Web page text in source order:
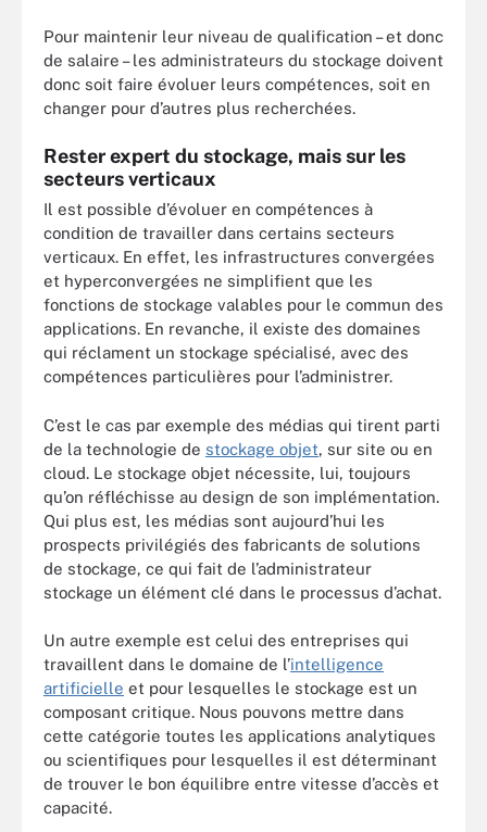
Pour maintenir leur niveau de qualification – et donc
de salaire – les administrateurs du stockage doivent
donc soit faire évoluer leurs compétences, soit en
changer pour d’autres plus recherchées.
Rester expert du stockage, mais sur les
secteurs verticaux
Il est possible d’évoluer en compétences à
condition de travailler dans certains secteurs
verticaux. En effet, les infrastructures convergées
et hyperconvergées ne simplifient que les
fonctions de stockage valables pour le commun des
applications. En revanche, il existe des domaines
qui réclament un stockage spécialisé, avec des
compétences particulières pour l’administrer.
C’est le cas par exemple des médias qui tirent parti
de la technologie de stockage objet, sur site ou en
cloud. Le stockage objet nécessite, lui, toujours
qu’on réfléchisse au design de son implémentation.
Qui plus est, les médias sont aujourd’hui les
prospects privilégiés des fabricants de solutions
de stockage, ce qui fait de l’administrateur
stockage un élément clé dans le processus d’achat.
Un autre exemple est celui des entreprises qui
travaillent dans le domaine de l’intelligence
artificielle et pour lesquelles le stockage est un
composant critique. Nous pouvons mettre dans
cette catégorie toutes les applications analytiques
ou scientifiques pour lesquelles il est déterminant
de trouver le bon équilibre entre vitesse d’accès et
capacité.